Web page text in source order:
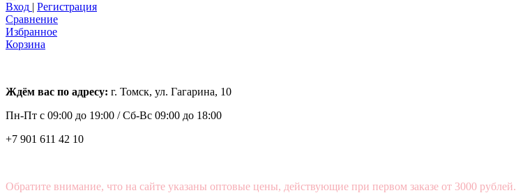
Вход | Регистрация
Сравнение
Избранное
Корзина
Ждём вас по адресу: г. Томск, ул. Гагарина, 10
Пн-Пт с 09:00 до 19:00 /Сб-Вс 09:00 до 18:00
+7 901 611 42 10
Обратите внимание, что на сайте указаны оптовые цены, действующие при первом заказе от 3000 рублей.